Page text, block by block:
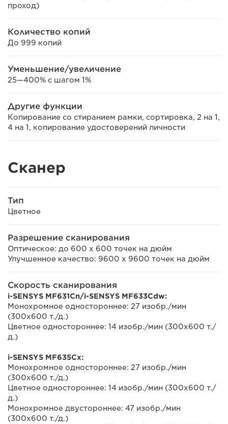
проход)
Количество копий
До 999 копий
Уменьшение/увеличение
25—400% с шагом 1%
Другие функции
Копирование со стиранием рамки, сортировка, 2 на 1,
4 на 1, копирование удостоверений личности
Сканер
Тип
Цветное
Разрешение сканирования
Оптическое: до 600 x 600 точек на дюйм
Улучшенное качество: 9600 x 9600 точек на дюйм
Скорость сканирования
i-SENSYS MF631Cn/i-SENSYS MF633Cdw:
Монохромное одностороннее: 27 изобр./мин
(300x600 т./д.)
Цветное одностороннее: 14 изобр./мин (300x600 т./
д.)
i-SENSYS MF635Cx:
Монохромное одностороннее: 27 изобр./мин
(300x600 т./д.)
Цветное одностороннее: 14 изобр./мин (300x600 т./
д.)
Монохромное двустороннее: 47 изобр./мин
(300x600 т./д.)